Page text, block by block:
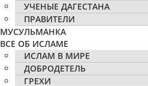
УЧЕНЫЕ ДАГЕСТАНА
ПРАВИТЕЛИ
МУСУЛЬМАНКА
ВСЕ ОБ ИСЛАМЕ
ИСЛАМ В МИРЕ
ДОБРОДЕТЕЛЬ
ГРЕХИ